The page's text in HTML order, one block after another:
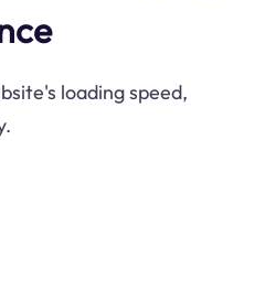
loading speed,